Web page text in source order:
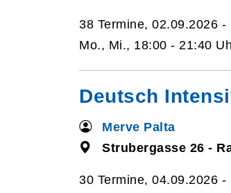
38 Termine, 02.09.2026 -
Mo., Mi., 18:00 - 21:40
Deutsch
Merve Palta
Strubergasse 26 -
30 Termine, 04.09.2026 -